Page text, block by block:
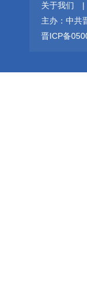
关于我们 |
主办：中共
晋ICP备